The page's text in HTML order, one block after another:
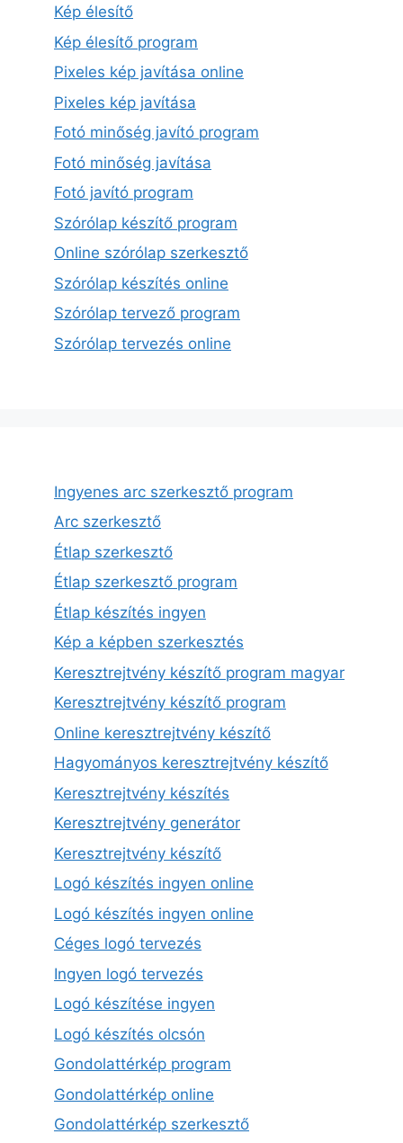
Kép élesítő
Kép élesítő program
Pixeles kép javítása online
Pixeles kép javítása
Fotó minőség javító program
Fotó minőség javítása
Fotó javító program
Szórólap készítő program
Online szórólap szerkesztő
Szórólap készítés online
Szórólap tervező program
Szórólap tervezés online
Ingyenes arc szerkesztő program
Arc szerkesztő
Étlap szerkesztő
Étlap szerkesztő program
Étlap készítés ingyen
Kép a képben szerkesztés
Keresztrejtvény készítő program magyar
Keresztrejtvény készítő program
Online keresztrejtvény készítő
Hagyományos keresztrejtvény készítő
Keresztrejtvény készítés
Keresztrejtvény generátor
Keresztrejtvény készítő
Logó készítés ingyen online
Logó készítés ingyen online
Céges logó tervezés
Ingyen logó tervezés
Logó készítése ingyen
Logó készítés olcsón
Gondolattérkép program
Gondolattérkép online
Gondolattérkép szerkesztő